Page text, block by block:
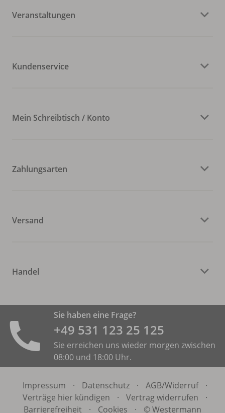
Veranstaltungen
Kundenservice
Mein Schreibtisch / Konto
Zahlungsarten
Versand
Handel
Sie haben eine Frage?
+49 531 ­123 25 125
Sie erreichen uns wieder morgen zwischen
08:00 und 18:00 Uhr.
Impressum · Datenschutz · AGB/Widerruf
·
Verträge hier kündigen
· Vertrag widerrufen
·
Barrierefreiheit
· Cookies · © Westermann